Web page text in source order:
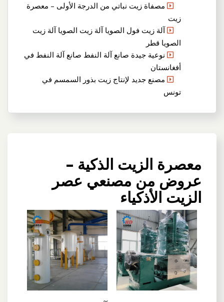
مصفاة زيت نباتي من الدرجة الأولى – معصرة
زيت
آلة زيت فول الصويا آلة زيت الصويا آلة زيت
الصويا قطر
نوعية جيدة صانع آلة النفط صانع آلة النفط في
أفغانستان
مصنع جديد لإنتاج زيت بذور السمسم في
تونس
معصرة الزيت الذكية –
عروض من مصنعي عصر
الزيت الأذكياء